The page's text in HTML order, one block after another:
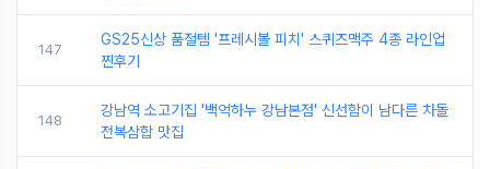
147
GS25신상 품절템 '프레시볼 피치' 스퀴즈맥주 4종 라인업
찐후기
148
강남역 소고기집 '백억하누 강남본점' 신선함이 남다른 차돌
전복삼합 맛집